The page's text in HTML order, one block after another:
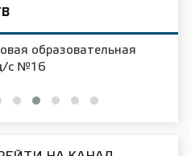
образовательная
с №16